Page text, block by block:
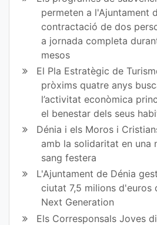
permeten a l'Ajuntament
contractació de dos
a jornada completa
mesos
El Pla Estratègic de
pròxims quatre anys
l’activitat econòmica
el benestar dels seus
Dénia i els Moros i
amb la solidaritat en una
sang festera
L'Ajuntament de Dénia
ciutat 7,5 milions d'euros
Next Generation
Els Corresponsals Joves